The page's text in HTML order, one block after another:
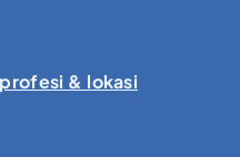
& lokasi